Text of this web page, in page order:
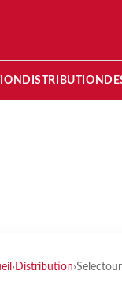
DISTRIBUTION
› Distribution›